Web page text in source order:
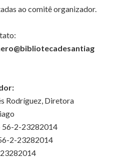
ao comitê organizador.
Rodríguez, Diretora
56-2-23282014
2-23282014